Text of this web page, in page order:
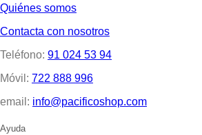
Quiénes somos
Contacta con nosotros
Teléfono: 91 024 53 94
Móvil: 722 888 996
email: info@pacificoshop.com
Ayuda